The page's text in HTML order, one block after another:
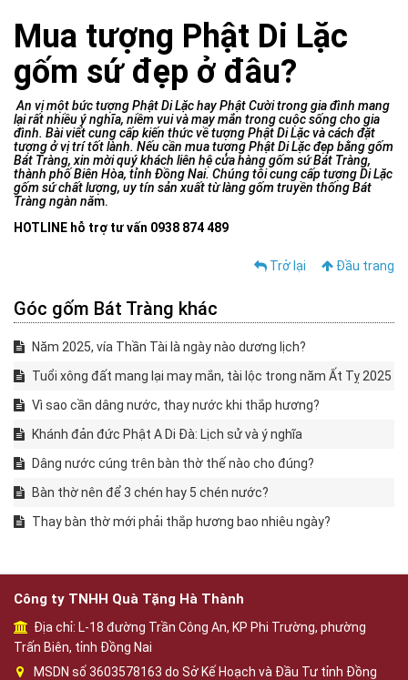
Mua tượng Phật Di Lặc
gốm sứ đẹp ở đâu?
An vị một bức tượng Phật Di Lặc hay Phật Cười trong gia đình mang
lại rất nhiều ý nghĩa, niềm vui và may mắn trong cuộc sống cho gia
đình. Bài viết cung cấp kiến thức về tượng Phật Di Lặc và cách đặt
tượng ở vị trí tốt lành. Nếu cần mua tượng Phật Di Lặc đẹp bằng gốm
Bát Tràng, xin mời quý khách liên hệ cửa hàng gốm sứ Bát Tràng,
thành phố Biên Hòa, tỉnh Đồng Nai. Chúng tôi cung cấp tượng Di Lặc
gốm sứ chất lượng, uy tín sản xuất từ làng gốm truyền thống Bát
Tràng ngàn năm.
HOTLINE hỗ trợ tư vấn 0938 874 489
Trở lại Đầu trang
Góc gốm Bát Tràng khác
Năm 2025, vía Thần Tài là ngày nào dương lịch?
Tuổi xông đất mang lại may mắn, tài lộc trong năm Ất Tỵ 2025
Vì sao cần dâng nước, thay nước khi thắp hương?
Khánh đản đức Phật A Di Đà: Lịch sử và ý nghĩa
Dâng nước cúng trên bàn thờ thế nào cho đúng?
Bàn thờ nên để 3 chén hay 5 chén nước?
Thay bàn thờ mới phải thắp hương bao nhiêu ngày?
Công ty TNHH Quà Tặng Hà Thành
Địa chỉ: L-18 đường Trần Công An, KP Phi Trường, phường
Trấn Biên, tỉnh Đồng Nai
MSDN số 3603578163 do Sở Kế Hoạch và Đầu Tư tỉnh Đồng